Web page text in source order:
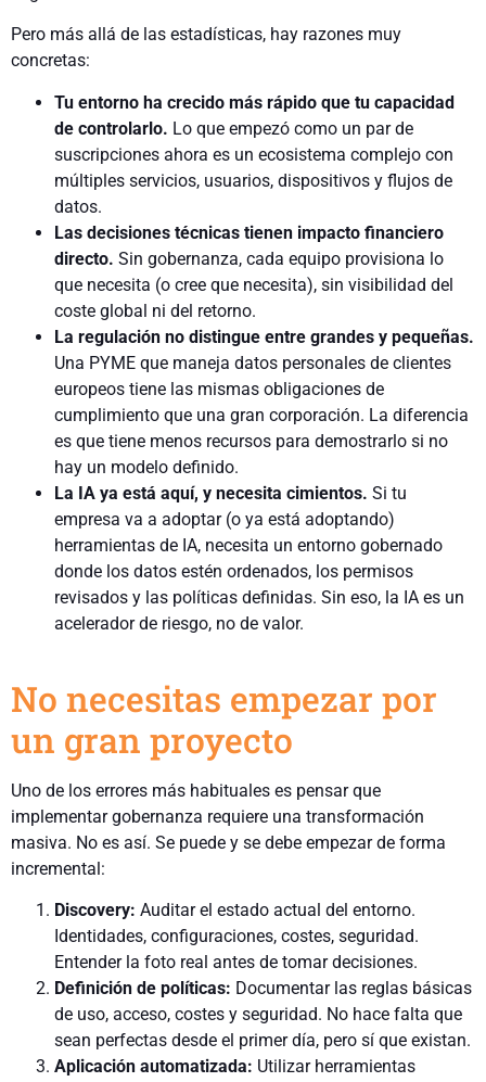
Pero más allá de las estadísticas, hay razones muy
concretas:
Tu entorno ha crecido más rápido que tu capacidad
de controlarlo. Lo que empezó como un par de
suscripciones ahora es un ecosistema complejo con
múltiples servicios, usuarios, dispositivos y flujos de
datos.
Las decisiones técnicas tienen impacto financiero
directo. Sin gobernanza, cada equipo provisiona lo
que necesita (o cree que necesita), sin visibilidad del
coste global ni del retorno.
La regulación no distingue entre grandes y pequeñas.
Una PYME que maneja datos personales de clientes
europeos tiene las mismas obligaciones de
cumplimiento que una gran corporación. La diferencia
es que tiene menos recursos para demostrarlo si no
hay un modelo definido.
La IA ya está aquí, y necesita cimientos. Si tu
empresa va a adoptar (o ya está adoptando)
herramientas de IA, necesita un entorno gobernado
donde los datos estén ordenados, los permisos
revisados y las políticas definidas. Sin eso, la IA es un
acelerador de riesgo, no de valor.
No necesitas empezar por
un gran proyecto
Uno de los errores más habituales es pensar que
implementar gobernanza requiere una transformación
masiva. No es así. Se puede y se debe empezar de forma
incremental:
Discovery: Auditar el estado actual del entorno.
Identidades, configuraciones, costes, seguridad.
Entender la foto real antes de tomar decisiones.
Definición de políticas: Documentar las reglas básicas
de uso, acceso, costes y seguridad. No hace falta que
sean perfectas desde el primer día, pero sí que existan.
Aplicación automatizada: Utilizar herramientas